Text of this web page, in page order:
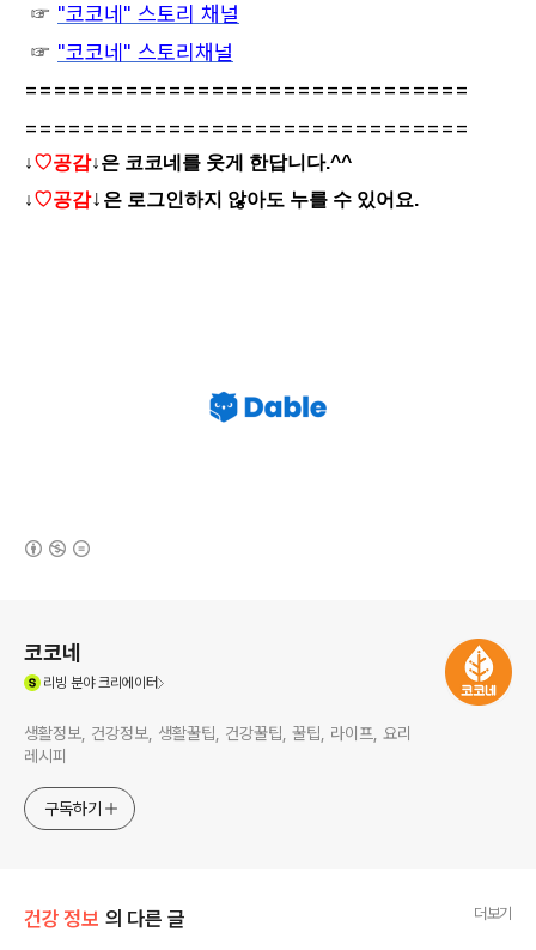
☞ "코코네" 스토리 채널
☞ "코코네" 스토리채널
===============================
===============================
↓♡공감↓은 코코네를 웃게 한답니다.^^
↓♡공감↓ 은 로그인하지 않아도 누를 수 있어요.
코코네
리빙 분야 크리에이터
생활정보, 건강정보, 생활꿀팁, 건강꿀팁, 꿀팁, 라이프, 요리
레시피
구독하기
건강 정보 의 다른 글 더보기